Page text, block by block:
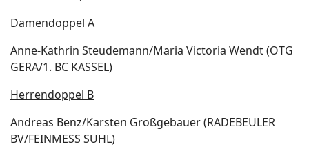
Damendoppel A
Anne-Kathrin Steudemann/Maria Victoria Wendt (OTG
GERA/1. BC KASSEL)
Herrendoppel B
Andreas Benz/Karsten Großgebauer (RADEBEULER
BV/FEINMESS SUHL)